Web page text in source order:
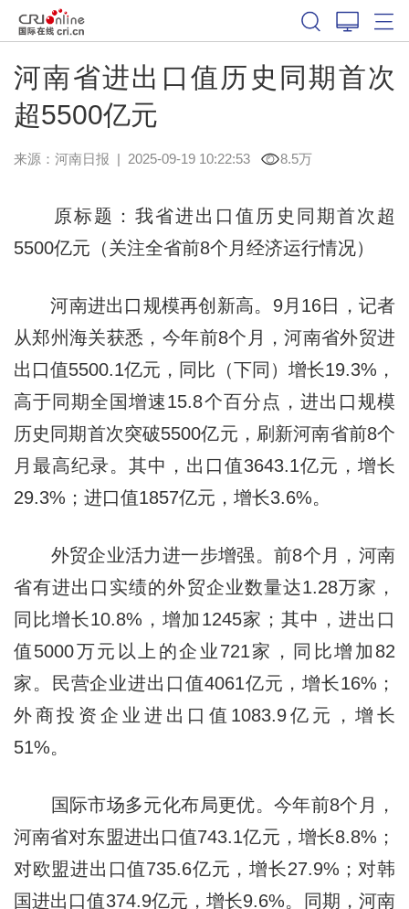
河南省进出口值历史同期首次
超5500亿元
来源： 河南日报 | 2025-09-19 10:22:53 8.5万
原标题：我省进出口值历史同期首次超
5500亿元（关注全省前8个月经济运行情况）
河南进出口规模再创新高。9月16日，记者
从郑州海关获悉，今年前8个月，河南省外贸进
出口值5500.1亿元，同比（下同）增长19.3%，
高于同期全国增速15.8个百分点，进出口规模
历史同期首次突破5500亿元，刷新河南省前8个
月最高纪录。其中，出口值3643.1亿元，增长
29.3%；进口值1857亿元，增长3.6%。
外贸企业活力进一步增强。前8个月，河南
省有进出口实绩的外贸企业数量达1.28万家，
同比增长10.8%，增加1245家；其中，进出口
值5000万元以上的企业721家，同比增加82
家。民营企业进出口值4061亿元，增长16%；
外商投资企业进出口值1083.9亿元，增长
51%。
国际市场多元化布局更优。今年前8个月，
河南省对东盟进出口值743.1亿元，增长8.8%；
对欧盟进出口值735.6亿元，增长27.9%；对韩
国进出口值374.9亿元，增长9.6%。同期，河南